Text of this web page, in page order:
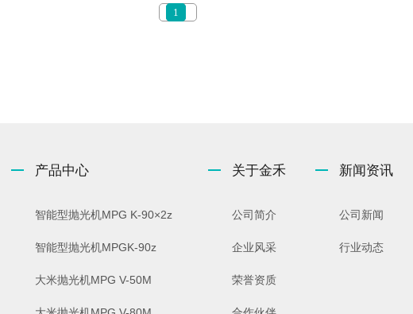
1
产品中心
智能型抛光机MPG K-90×2z
智能型抛光机MPGK-90z
大米抛光机MPG V-50M
关于金禾
公司简介
企业风采
荣誉资质
新闻资讯
公司新闻
行业动态